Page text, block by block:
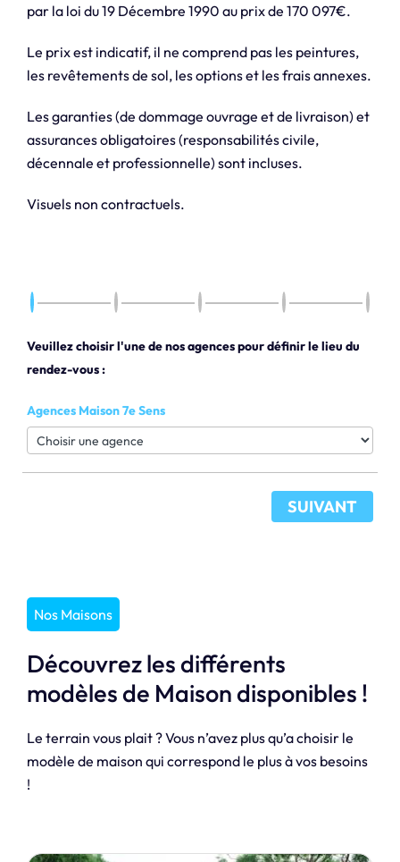
par la loi du 19 Décembre 1990 au prix de 170 097€.
Le prix est indicatif, il ne comprend pas les peintures,
les revêtements de sol, les options et les frais annexes.
Les garanties (de dommage ouvrage et de livraison) et
assurances obligatoires (responsabilités civile,
décennale et professionnelle) sont incluses.
Visuels non contractuels.
Veuillez choisir l'une de nos agences pour définir le lieu du
rendez-vous :
Agences Maison 7e Sens
SUIVANT
Nos Maisons
Découvrez les différents
modèles de Maison disponibles !
Le terrain vous plait ? Vous n’avez plus qu’a choisir le
modèle de maison qui correspond le plus à vos besoins
!